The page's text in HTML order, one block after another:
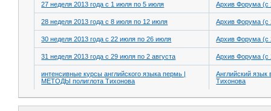
27 неделя 2013 года с 1 июля по 5 июля Архив Форума (с
28 неделя 2013 года с 8 июля по 12 июля Архив Форума (с
30 неделя 2013 года с 22 июля по 26 июля Архив Форума (с
31 неделя 2013 года с 29 июля по 2 августа Архив Форума (с
интенсивные курсы английского языка пермь |
МЕТОДЫ полиглота Тихонова
Английский
Тихонова